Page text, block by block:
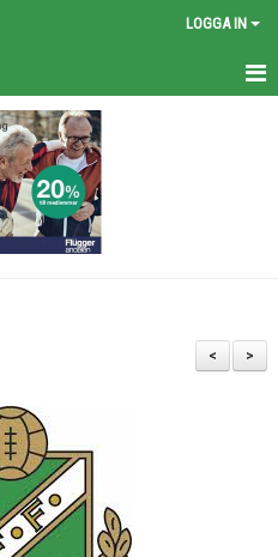
LOGGA IN
>
<